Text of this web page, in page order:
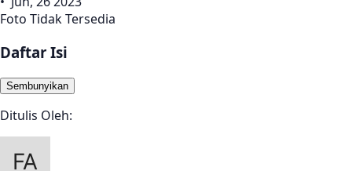
Foto Tidak Tersedia
Daftar Isi
Sembunyikan
Ditulis Oleh: